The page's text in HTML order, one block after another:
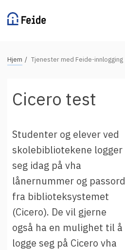
Tilgjengelige tjenester
Tjenesteleverandører
Om Feide
Logg inn kundeportalen
Driftsmeldinger
Kontakt oss
N
s
o
n
Hjem Tjenester med Feide-innlogging
Cicero test
Studenter og elever ved
skolebibliotekene logger
seg idag på vha
lånernummer og passord
fra biblioteksystemet
(Cicero). De vil gjerne
også ha en mulighet til å
logge seg på Cicero vha